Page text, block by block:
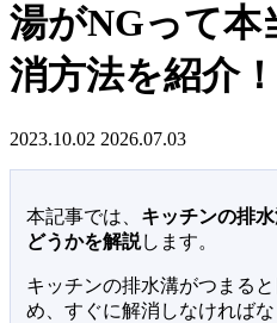
湯がNGって本
消方法を紹介！
2023.10.02 2026.07.03
本記事では、 キッチンの排
どうかを解説します。
キッチンの排水溝がつまる
め、すぐに解消しなければ